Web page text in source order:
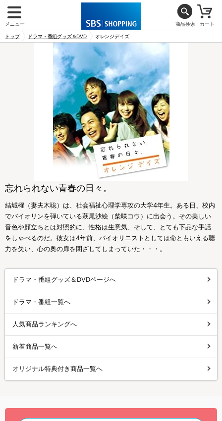
メニュー 商品検索 カート
トップ ドラマ・番組グッズ＆DVD オレンジデイズ
忘れられない青春の日々。
結城櫂（妻夫木聡）は、社会福祉心理学専攻の大学4年生。ある日、校内
でバイオリンを弾いている萩尾沙絵（柴咲コウ）に出会う。その美しい
音色や顔立ちとは対照的に、性格は生意気、そして、とても下品な手話
をしゃべるのだ。彼女は4年前、バイオリニストとしては命ともいえる聴
力を失い、心の奥の扉を閉ざしてしまっていた・・・。
ドラマ・番組グッズ＆DVDページへ
ドラマ・番組一覧へ
人気商品ランキングへ
新着商品一覧へ
オリジナル特典付き商品一覧へ